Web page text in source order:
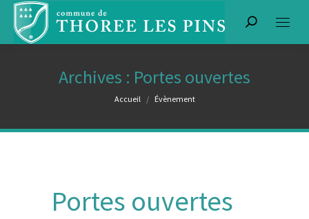
Recherche
Archives : Portes ouvertes
Vous êtes ici :
Accueil Évènement
Portes ouvertes